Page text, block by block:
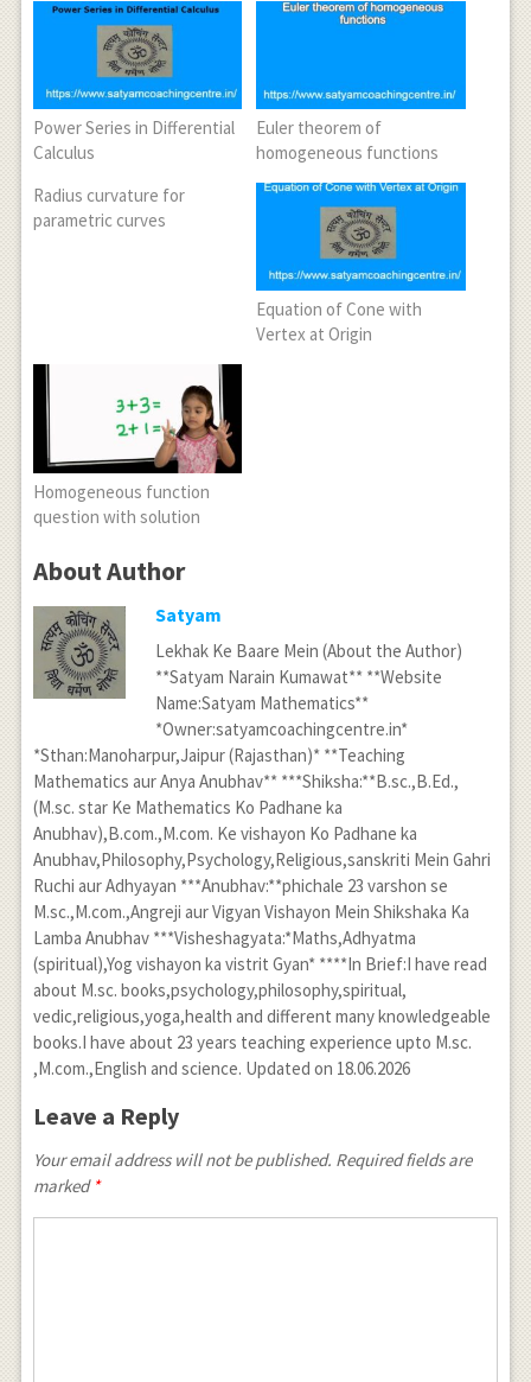
Power Series in Differential
Calculus
Euler theorem of
homogeneous functions
Radius curvature for
parametric curves
Equation of Cone with
Vertex at Origin
Homogeneous function
question with solution
About Author
Satyam
Lekhak Ke Baare Mein (About the Author)
**Satyam Narain Kumawat** **Website
Name:Satyam Mathematics**
*Owner:satyamcoachingcentre.in*
*Sthan:Manoharpur,Jaipur (Rajasthan)* **Teaching
Mathematics aur Anya Anubhav** ***Shiksha:**B.sc.,B.Ed.,
(M.sc. star Ke Mathematics Ko Padhane ka
Anubhav),B.com.,M.com. Ke vishayon Ko Padhane ka
Anubhav,Philosophy,Psychology,Religious,sanskriti Mein Gahri
Ruchi aur Adhyayan ***Anubhav:**phichale 23 varshon se
M.sc.,M.com.,Angreji aur Vigyan Vishayon Mein Shikshaka Ka
Lamba Anubhav ***Visheshagyata:*Maths,Adhyatma
(spiritual),Yog vishayon ka vistrit Gyan* ****In Brief:I have read
about M.sc. books,psychology,philosophy,spiritual,
vedic,religious,yoga,health and different many knowledgeable
books.I have about 23 years teaching experience upto M.sc.
,M.com.,English and science. Updated on 18.06.2026
Leave a Reply
Your email address will not be published. Required fields are
marked *